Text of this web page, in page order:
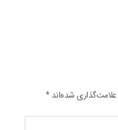
شده‌اند*